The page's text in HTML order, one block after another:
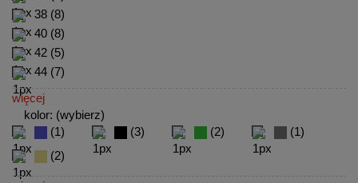
38 (8)
40 (8)
42 (5)
44 (7)
więcej
kolor: (wybierz)
(1)
(3) (2)
(1)
(2)